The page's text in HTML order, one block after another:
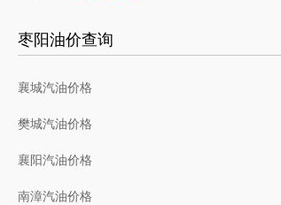
枣阳油价查询
襄城汽油价格
樊城汽油价格
襄阳汽油价格
南漳汽油价格